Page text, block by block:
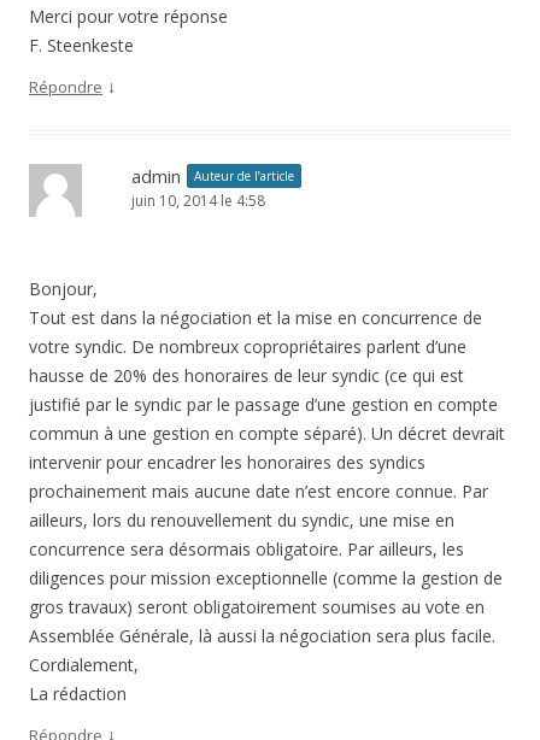
Merci pour votre réponse
F. Steenkeste
Répondre ↓
admin Auteur de l’article
juin 10, 2014 le 4:58
Bonjour,
Tout est dans la négociation et la mise en concurrence de
votre syndic. De nombreux copropriétaires parlent d’une
hausse de 20% des honoraires de leur syndic (ce qui est
justifié par le syndic par le passage d’une gestion en compte
commun à une gestion en compte séparé). Un décret devrait
intervenir pour encadrer les honoraires des syndics
prochainement mais aucune date n’est encore connue. Par
ailleurs, lors du renouvellement du syndic, une mise en
concurrence sera désormais obligatoire. Par ailleurs, les
diligences pour mission exceptionnelle (comme la gestion de
gros travaux) seront obligatoirement soumises au vote en
Assemblée Générale, là aussi la négociation sera plus facile.
Cordialement,
La rédaction
Répondre ↓